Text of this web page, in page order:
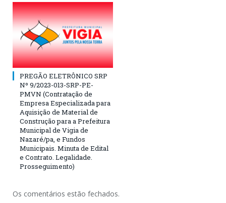
PREGÃO ELETRÔNICO SRP
Nº 9/2023-013-SRP-PE-
PMVN (Contratação de
Empresa Especializada para
Aquisição de Material de
Construção para a Prefeitura
Municipal de Vigia de
Nazaré/pa, e Fundos
Municipais. Minuta de Edital
e Contrato. Legalidade.
Prosseguimento)
Os comentários estão fechados.